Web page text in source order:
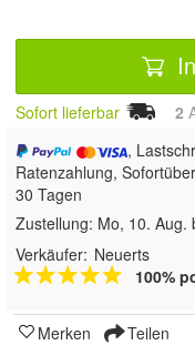
Sofort lieferbar 2
,
Ratenzahlung,
30 Tagen
Zustellung: Mo, 10. Aug.
Verkäufer: Neuerts
100%
Merken Teilen